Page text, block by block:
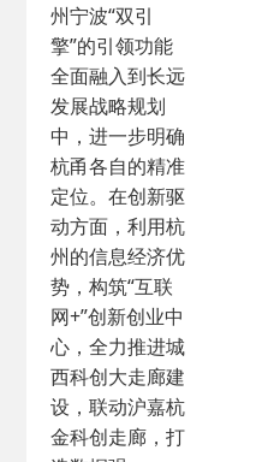
州宁波“双引
擎”的引领功能
全面融入到长远
发展战略规划
中，进一步明确
杭甬各自的精准
定位。在创新驱
动方面，利用杭
州的信息经济优
势，构筑“互联
网+”创新创业中
心，全力推进城
西科创大走廊建
设，联动沪嘉杭
金科创走廊，打